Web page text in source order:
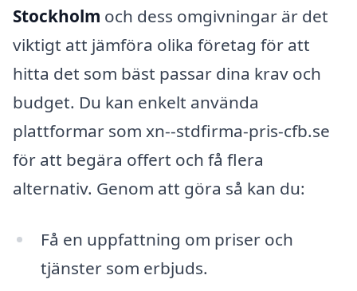
Stockholm och dess omgivningar är det
viktigt att jämföra olika företag för att
hitta det som bäst passar dina krav och
budget. Du kan enkelt använda
plattformar som xn--stdfirma-pris-cfb.se
för att begära offert och få flera
alternativ. Genom att göra så kan du:
Få en uppfattning om priser och
tjänster som erbjuds.